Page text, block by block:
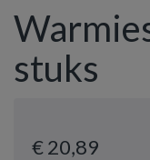
stuks
€ 20,89